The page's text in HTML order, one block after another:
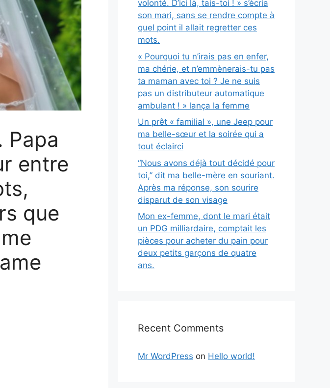
Papa
entre
que
volonté. D’ici là, tais-toi ! » s’écria
son mari, sans se rendre compte à
quel point il allait regretter ces
mots.
« Pourquoi tu n’irais pas en enfer,
ma chérie, et n’emmènerais-tu pas
ta maman avec toi ? Je ne suis
pas un distributeur automatique
ambulant ! » lança la femme
Un prêt « familial », une Jeep pour
ma belle-sœur et la soirée qui a
tout éclairci
“Nous avons déjà tout décidé pour
toi,” dit ma belle-mère en souriant.
Après ma réponse, son sourire
disparut de son visage
Mon ex-femme, dont le mari était
un PDG milliardaire, comptait les
pièces pour acheter du pain pour
deux petits garçons de quatre
ans.
Recent Comments
Mr WordPress on Hello world!